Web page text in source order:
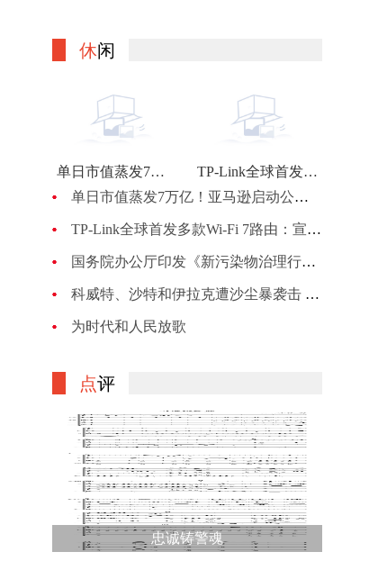
休闲
单日市值蒸发7万亿！亚马逊启动公司最大规模裁员：计划裁员约1万人
TP-Link全球首发多款Wi-Fi 7路由：宣称BE900的峰值网速可达24Gbps
单日市值蒸发7万亿！亚马逊启动公司最大规模裁员：计划裁员约1万人
TP-Link全球首发多款Wi-Fi 7路由：宣称BE900的峰值网速可达24Gbps
国务院办公厅印发《新污染物治理行动方案》
科威特、沙特和伊拉克遭沙尘暴袭击 机场、机关等关闭
为时代和人民放歌
点评
忠诚铸警魂